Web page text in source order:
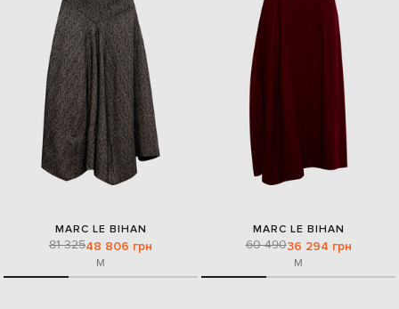
MARC LE BIHAN
81 32548 806 грн
M
MARC LE BIHAN
60 49036 294 грн
M